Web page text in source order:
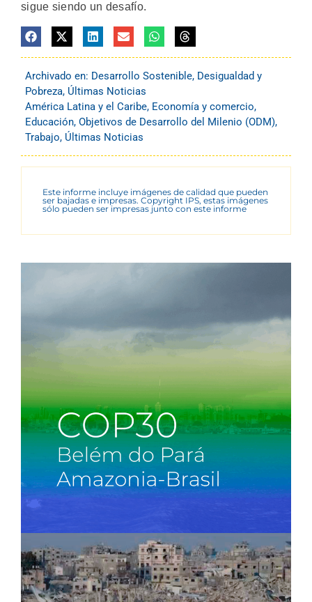
sigue siendo un desafío.
Archivado en: Desarrollo Sostenible, Desigualdad y
Pobreza, Últimas Noticias
América Latina y el Caribe, Economía y comercio,
Educación, Objetivos de Desarrollo del Milenio (ODM),
Trabajo, Últimas Noticias
Este informe incluye imágenes de calidad que pueden
ser bajadas e impresas. Copyright IPS, estas imágenes
sólo pueden ser impresas junto con este informe